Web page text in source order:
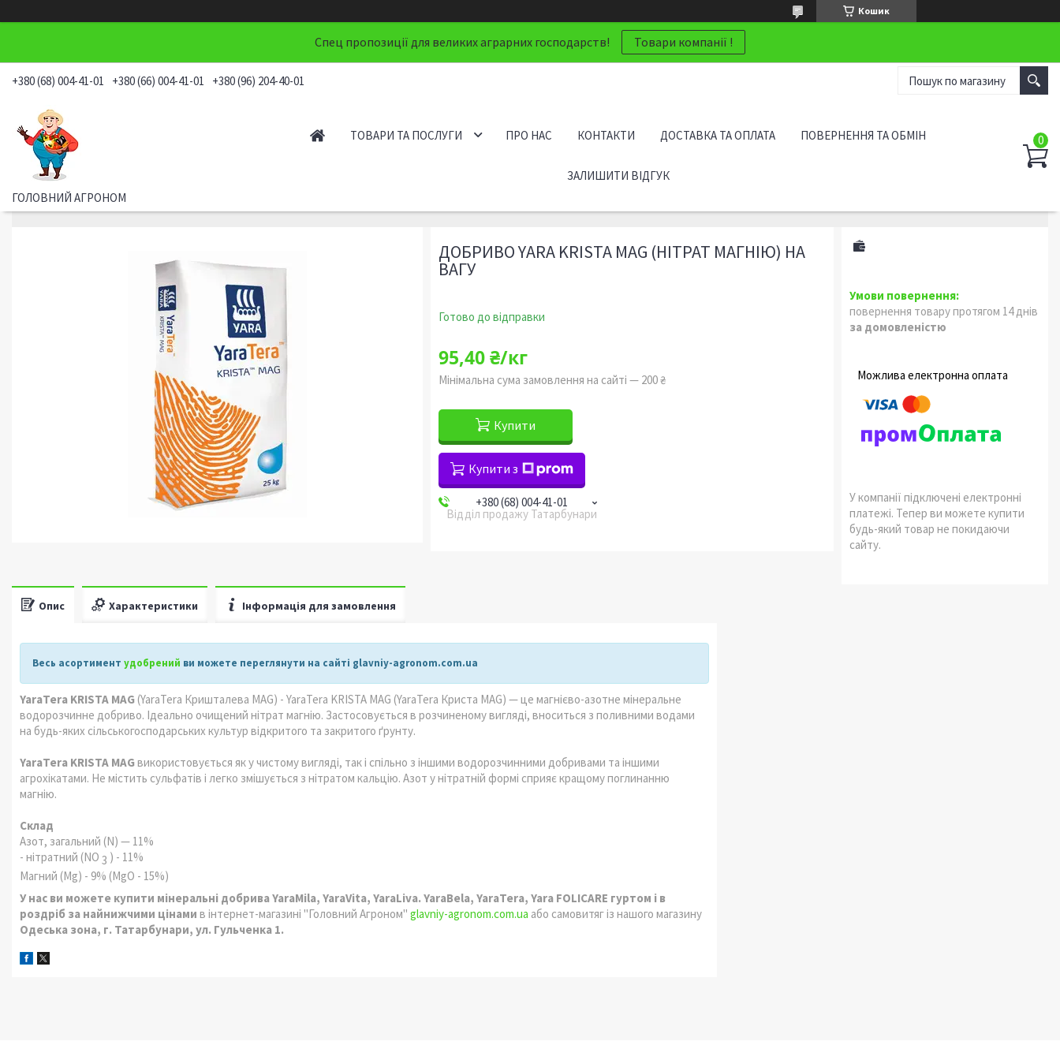
Кошик
Спец пропозиції для великих аграрних господарств! Товари компанії !
+380 (68) 004-41-01 +380 (66) 004-41-01 +380 (96) 204-40-01
ГОЛОВНИЙ АГРОНОМ
ТОВАРИ ТА ПОСЛУГИ ПРО НАС КОНТАКТИ ДОСТАВКА ТА ОПЛАТА ПОВЕРНЕННЯ ТА ОБМІН
ЗАЛИШИТИ ВІДГУК
ДОБРИВО YARA KRISTA MAG (НІТРАТ МАГНІЮ) НА
ВАГУ
Готово до відправки
95,40 ₴/кг
Мінімальна сума замовлення на сайті — 200 ₴
Купити
Купити з
+380 (68) 004-41-01
Відділ продажу Татарбунари
повернення товару протягом 14 днів
за домовленістю
У компанії підключені електронні
платежі. Тепер ви можете купити
будь-який товар не покидаючи
сайту.
Опис Характеристики Інформація для замовлення
Весь асортимент удобрений ви можете переглянути на сайті glavniy-agronom.com.ua
YaraTera KRISTA MAG (YaraTera Кришталева МAG) - YaraTera KRISTA MAG (YaraTera Криста МAG) — це магнієво-азотне мінеральне
водорозчинне добриво. Ідеально очищений нітрат магнію. Застосовується в розчиненому вигляді, вноситься з поливними водами
на будь-яких сільськогосподарських культур відкритого та закритого ґрунту.
YaraTera KRISTA MAGвикористовується як у чистому вигляді, так і спільно з іншими водорозчинними добривами та іншими
агрохікатами. Не містить сульфатів і легко змішується з нітратом кальцію. Азот у нітратній формі сприяє кращому поглинанню
магнію.
Склад
Азот, загальний (N) — 11%
- нітратний (NO 3 ) - 11%
Магний (Mg) - 9% (MgO - 15%)
У нас ви можете купити мінеральні добриваYaraMila, YaraVita, YaraLiva. YaraBela, YaraTera, Yara FOLICARE гуртом і в
роздріб за найнижчими цінами в інтернет-магазині "Головний Агроном" glavniy-agronom.com.ua або самовитяг із нашого магазину
Одеська зона, г. Татарбунари, ул. Гульченка 1.